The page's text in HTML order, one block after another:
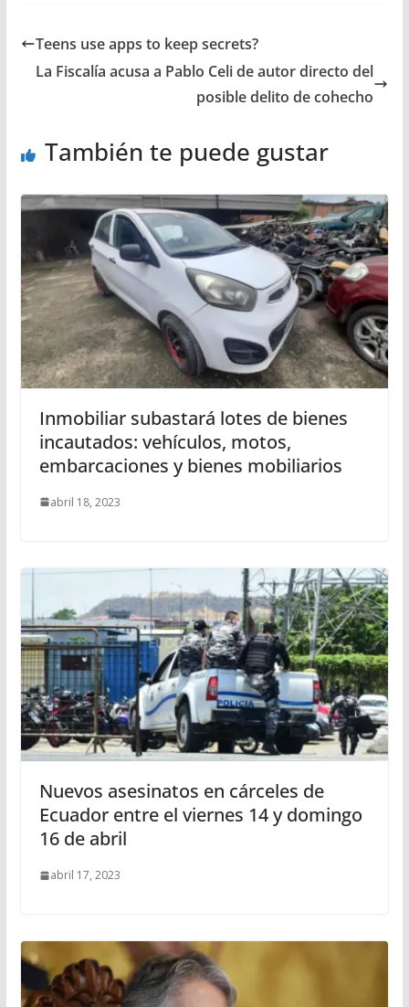
Teens use apps to keep secrets?
La Fiscalía acusa a Pablo Celi de autor directo del
posible delito de cohecho
También te puede gustar
Inmobiliar subastará lotes de bienes
incautados: vehículos, motos,
embarcaciones y bienes mobiliarios
abril 18, 2023
Nuevos asesinatos en cárceles de
Ecuador entre el viernes 14 y domingo
16 de abril
abril 17, 2023